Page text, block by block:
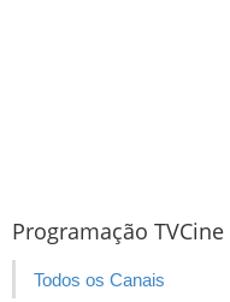
Programação
Todos os Canais